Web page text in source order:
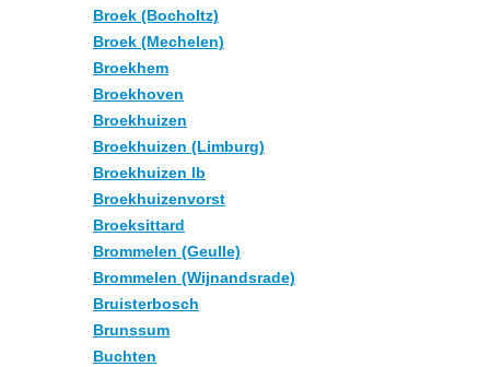
Broek (Bocholtz)
Broek (Mechelen)
Broekhem
Broekhoven
Broekhuizen
Broekhuizen (Limburg)
Broekhuizen lb
Broekhuizenvorst
Broeksittard
Brommelen (Geulle)
Brommelen (Wijnandsrade)
Bruisterbosch
Brunssum
Buchten